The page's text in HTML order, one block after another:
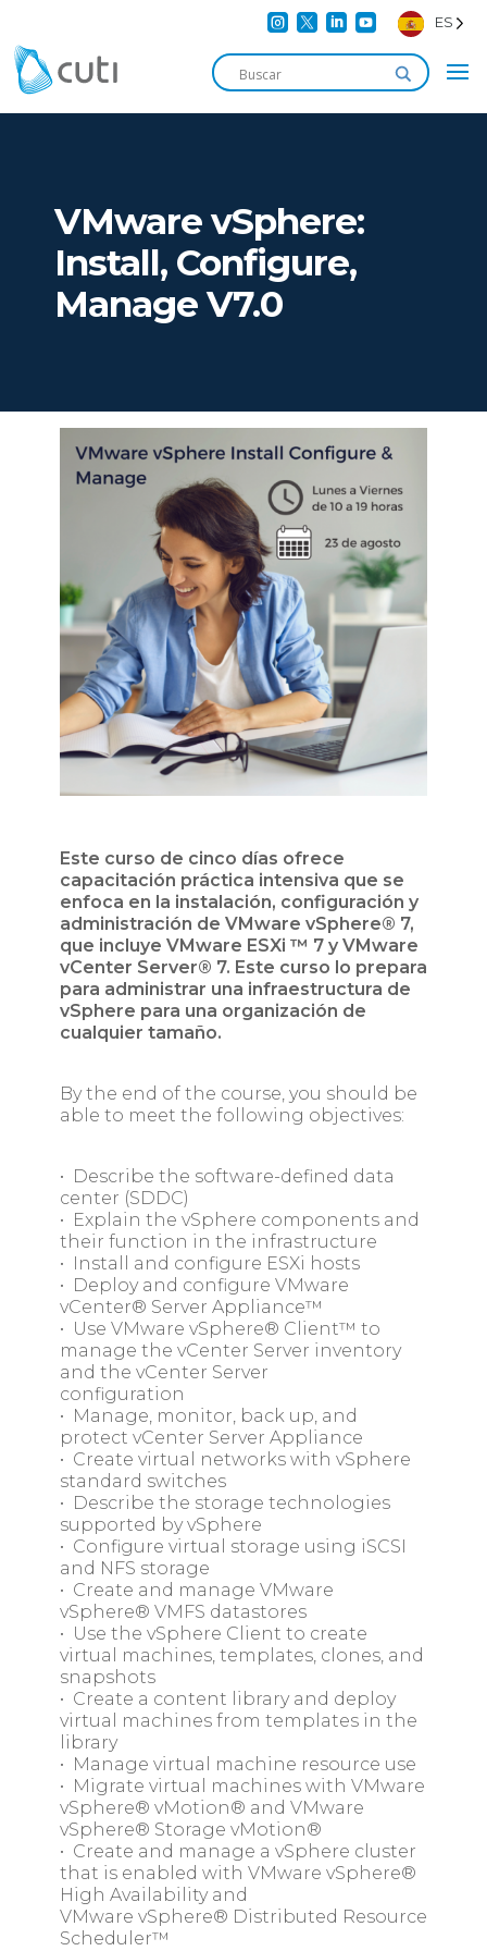
    ES
VMware vSphere:
Install, Configure,
Manage V7.0
Este curso de cinco días ofrece
capacitación práctica intensiva que se
enfoca en la instalación, configuración y
administración de VMware vSphere® 7,
que incluye VMware ESXi ™ 7 y VMware
vCenter Server® 7. Este curso lo prepara
para administrar una infraestructura de
vSphere para una organización de
cualquier tamaño.
By the end of the course, you should be
able to meet the following objectives:
• Describe the software-defined data
center (SDDC)
• Explain the vSphere components and
their function in the infrastructure
• Install and configure ESXi hosts
• Deploy and configure VMware
vCenter® Server Appliance™
• Use VMware vSphere® Client™ to
manage the vCenter Server inventory
and the vCenter Server
configuration
• Manage, monitor, back up, and
protect vCenter Server Appliance
• Create virtual networks with vSphere
standard switches
• Describe the storage technologies
supported by vSphere
• Configure virtual storage using iSCSI
and NFS storage
• Create and manage VMware
vSphere® VMFS datastores
• Use the vSphere Client to create
virtual machines, templates, clones, and
snapshots
• Create a content library and deploy
virtual machines from templates in the
library
• Manage virtual machine resource use
• Migrate virtual machines with VMware
vSphere® vMotion® and VMware
vSphere® Storage vMotion®
• Create and manage a vSphere cluster
that is enabled with VMware vSphere®
High Availability and
VMware vSphere® Distributed Resource
Scheduler™